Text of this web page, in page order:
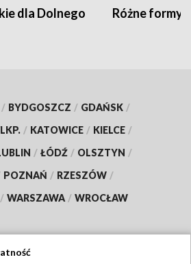
dla Dolnego
Różne formy
/ BYDGOSZCZ / GDAŃSK /
/ KATOWICE / KIELCE /
/ ŁÓDŹ / OLSZTYN /
POZNAŃ / RZESZÓW /
/ WARSZAWA / WROCŁAW